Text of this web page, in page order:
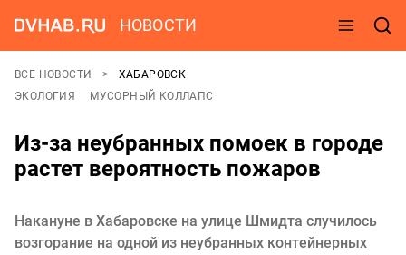
НОВОСТИ
ВСЕ НОВОСТИ
ХАБАРОВСК
ЭКОЛОГИЯ
МУСОРНЫЙ КОЛЛАПС
Из-за неубранных помоек в городе
растет вероятность пожаров
Накануне в Хабаровске на улице Шмидта случилось
возгорание на одной из неубранных контейнерных